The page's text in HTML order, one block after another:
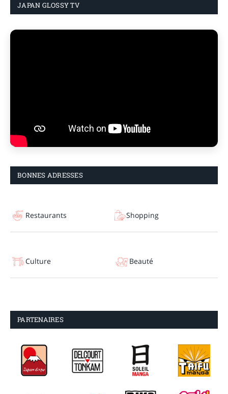
JAPAN GLOSSY TV
BONNES ADRESSES
Restaurants Shopping
Culture Beauté
PARTENAIRES